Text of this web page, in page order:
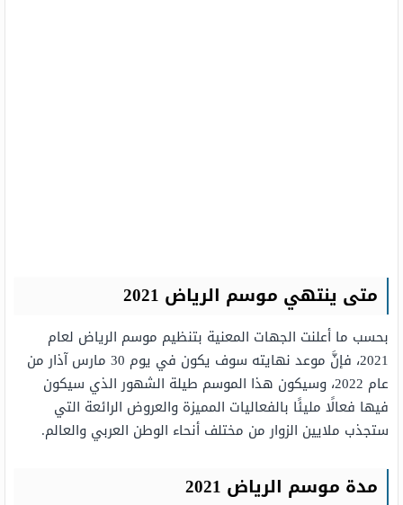
متى ينتهي موسم الرياض 2021
بحسب ما أعلنت الجهات المعنية بتنظيم موسم الرياض لعام
2021، فإنَّ موعد نهايته سوف يكون في يوم 30 مارس آذار من
عام 2022، وسيكون هذا الموسم طيلة الشهور الذي سيكون
فيها فعالًا مليئًا بالفعاليات المميزة والعروض الرائعة التي
ستجذب ملايين الزوار من مختلف أنحاء الوطن العربي والعالم.
مدة موسم الرياض 2021